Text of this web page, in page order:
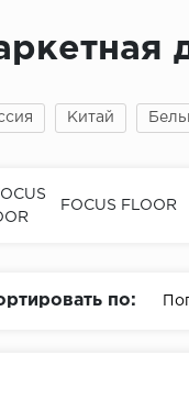
Китай
FOCUS FLOOR
по: